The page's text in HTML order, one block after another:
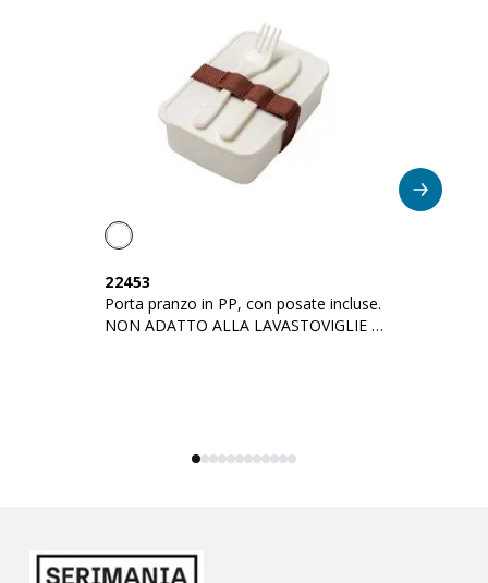
22453
Porta pranzo in PP, con posate incluse.
NON ADATTO ALLA LAVASTOVIGLIE E